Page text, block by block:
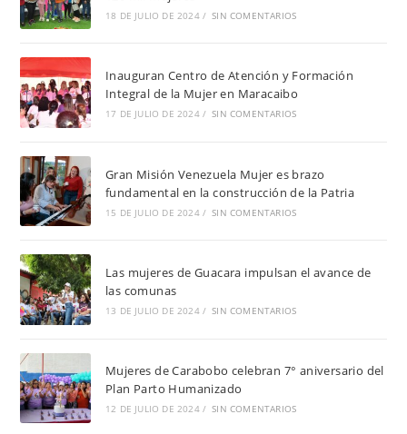
18 DE JULIO DE 2024 / SIN COMENTARIOS
Inauguran Centro de Atención y Formación
Integral de la Mujer en Maracaibo
17 DE JULIO DE 2024 / SIN COMENTARIOS
Gran Misión Venezuela Mujer es brazo
fundamental en la construcción de la Patria
15 DE JULIO DE 2024 / SIN COMENTARIOS
Las mujeres de Guacara impulsan el avance de
las comunas
13 DE JULIO DE 2024 / SIN COMENTARIOS
Mujeres de Carabobo celebran 7° aniversario del
Plan Parto Humanizado
12 DE JULIO DE 2024 / SIN COMENTARIOS